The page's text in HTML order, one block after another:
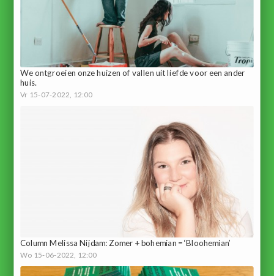
We ontgroeien onze huizen of vallen uit liefde voor een ander
huis.
Vr 15-07-2022, 12:00
Column Melissa Nijdam: Zomer + bohemian = ‘Bloohemian’
Wo 15-06-2022, 12:00